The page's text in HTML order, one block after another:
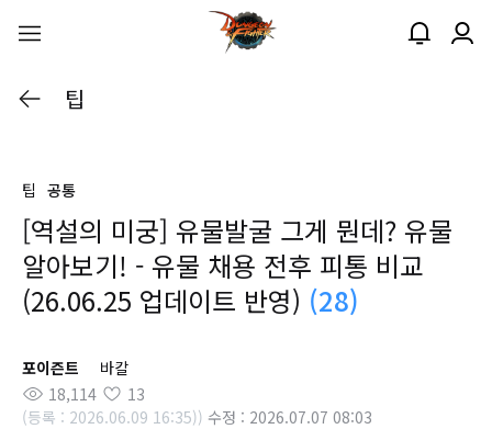
팁
팁 공통
[역설의 미궁] 유물발굴 그게 뭔데? 유물
알아보기! - 유물 채용 전후 피통 비교
(26.06.25 업데이트 반영) (28)
포이즌트
바칼
18,114
13
(등록 : 2026.06.09 16:35)) 수정 : 2026.07.07 08:03